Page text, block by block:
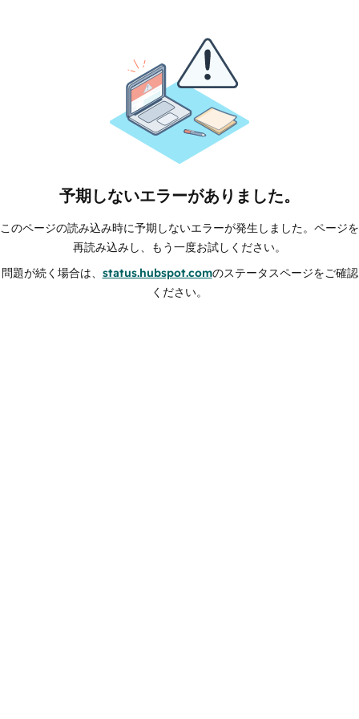
予期しないエラーがありました。
このページの読み込み時に予期しないエラーが発生しました。ページを
再読み込みし、もう一度お試しください。
問題が続く場合は、 status.hubspot.comのステータスページをご確認
ください。